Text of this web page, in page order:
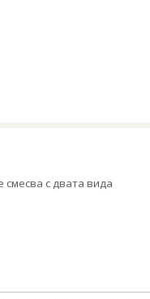
смесва с двата вида